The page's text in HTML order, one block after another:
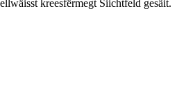
kreesfërmegt Siichtfeld gesäit.